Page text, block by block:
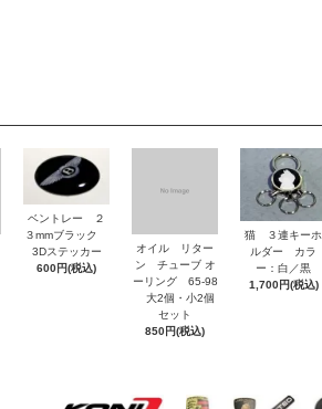
ベントレー ２
３mmブラック
3Dステッカー
600円(税込)
オイル リター
ン チューブ オ
ーリング 65-98
大2個・小2個
セット
850円(税込)
猫 ３連キーホ
ルダー カラ
ー：白／黒
1,700円(税込)